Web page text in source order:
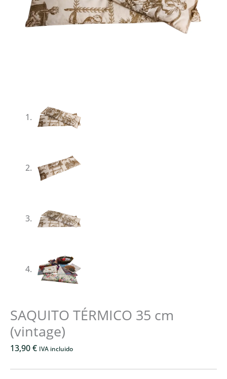
SAQUITO TÉRMICO 35 cm
(vintage)
13,90€ IVA incluido